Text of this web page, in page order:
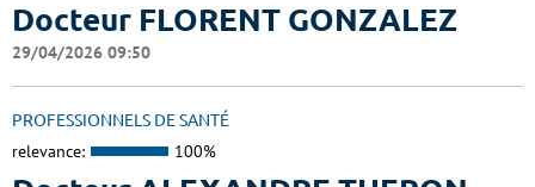
Docteur FLORENT GONZALEZ
29/04/2026 09:50
PROFESSIONNELS DE SANTÉ
relevance: 100%